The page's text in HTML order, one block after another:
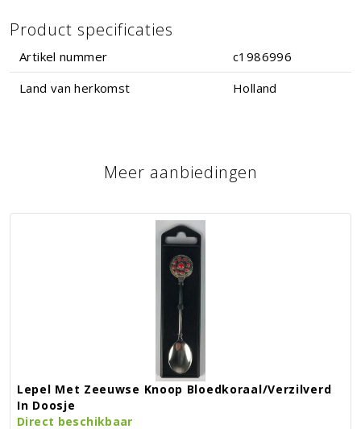
Product specificaties
Artikel nummer
c1986996
Land van herkomst
Holland
Meer aanbiedingen
Lepel Met Zeeuwse Knoop Bloedkoraal/verzilverd
In Doosje
Direct beschikbaar